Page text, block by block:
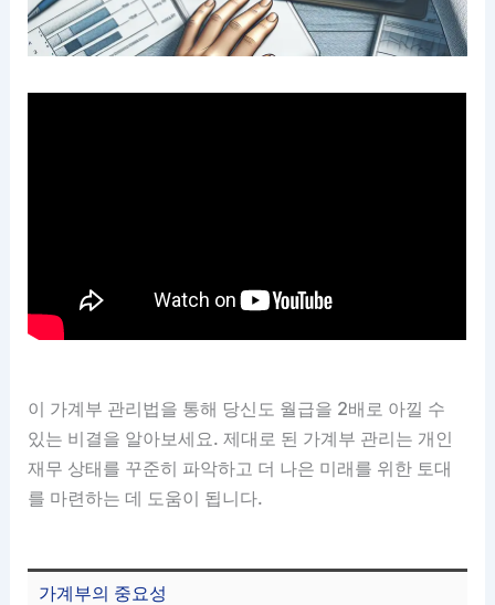
이 가계부 관리법을 통해 당신도 월급을 2배로 아낄 수
있는 비결을 알아보세요. 제대로 된 가계부 관리는 개인
재무 상태를 꾸준히 파악하고 더 나은 미래를 위한 토대
를 마련하는 데 도움이 됩니다.
가계부의 중요성